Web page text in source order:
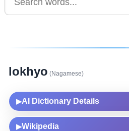
lokhyo (Nagamese)
▶AI Dictionary Details
▶Wikipedia